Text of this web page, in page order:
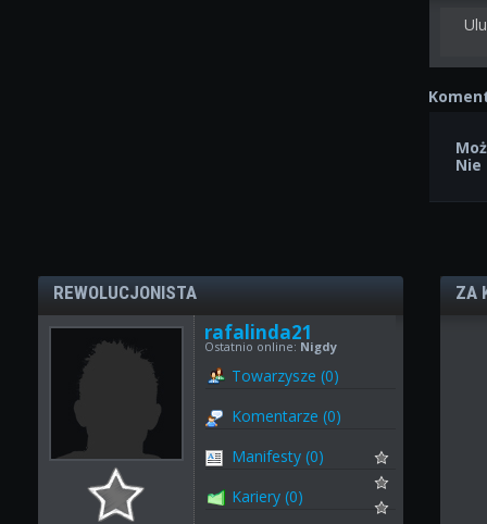
REWOLUCJONISTA
rafalinda21
Ostatnio online: Nigdy
Towarzysze (0)
Komentarze (0)
Manifesty (0)
Kariery (0)
ZA